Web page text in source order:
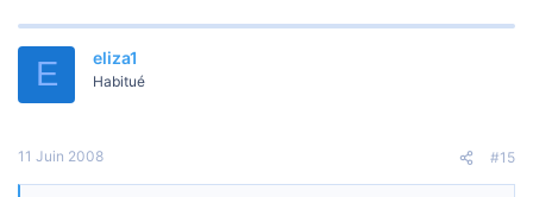
E eliza1
Habitué
11 Juin 2008 #15